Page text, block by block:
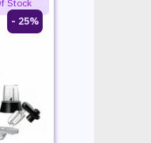
25% -
Stock